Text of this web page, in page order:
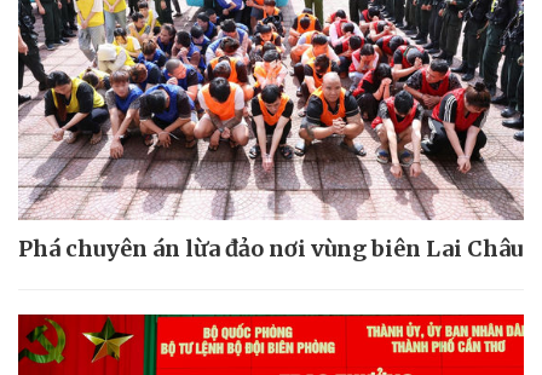
Phá chuyên án lừa đảo nơi vùng biên Lai Châu